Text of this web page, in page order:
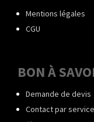
Mentions légales
CGU
BON À
Demande de devis
Contact par service